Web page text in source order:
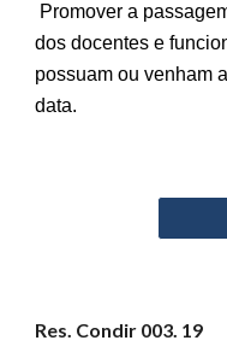
Promover a
dos docentes e
possuam ou venham
data.
Res. Condir 003. 19